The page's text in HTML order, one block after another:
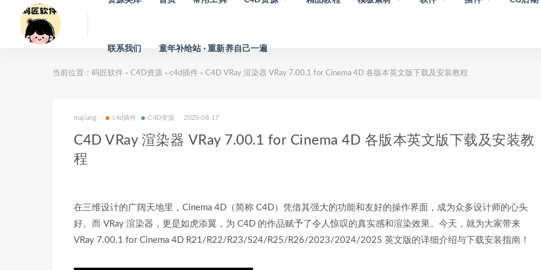
联系我们 童年补给站 · 重新养自己一遍
当前位置： 码匠软件 > C4D资源 > c4d插件 > C4D VRay 渲染器 VRay 7.00.1 for Cinema 4D 各版本英文版下载及安装教程
majiang c4d插件 C4D资源 2025-08-17
C4D VRay 渲染器 VRay 7.00.1 for Cinema 4D 各版本英文版下载及安装教
程
在三维设计的广阔天地里，Cinema 4D（简称 C4D）凭借其强大的功能和友好的操作界面，成为众多设计师的心头
好。而 VRay 渲染器，更是如虎添翼，为 C4D 的作品赋予了令人惊叹的真实感和渲染效果。今天，就为大家带来
VRay 7.00.1 for Cinema 4D R21/R22/R23/S24/R25/R26/2023/2024/2025 英文版的详细介绍与下载安装指南！